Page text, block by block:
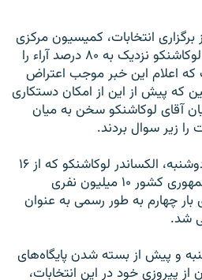
انتخابات، کمیسیون مرکزی
انتخابات اعلام کرد که آقای لوکاشنکو نزدیک به ۸۰ درصد آراء را
اعلام این خبر موجب اعتراض
که پیش از این از امکان دستکاری
آقای لوکاشنکو سخن به میان
را زیر سوال بردند.
علیرغم این اعتراض‌ها روز دوشنبه، الکساندر لوکاشنکو که از ۱۶
سال پیش، سمت ریاست جمهوری کشور ۱۰ میلیون نفری
بار چهارم به طور رسمی به عنوان
شد.
و پیش از بسته شدن پایگاه‌های
از پیروزی خود در این انتخابات،